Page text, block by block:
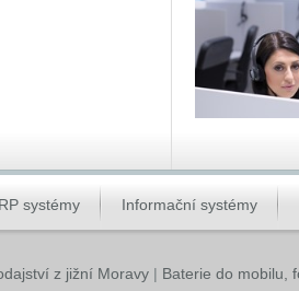
systémy Informační systémy
z jižní Moravy| Baterie do mobilu,